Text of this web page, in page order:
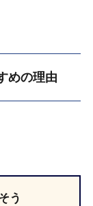
めの理由
う